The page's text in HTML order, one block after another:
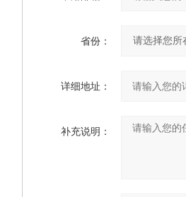
省份：
详细地址：
补充说明：